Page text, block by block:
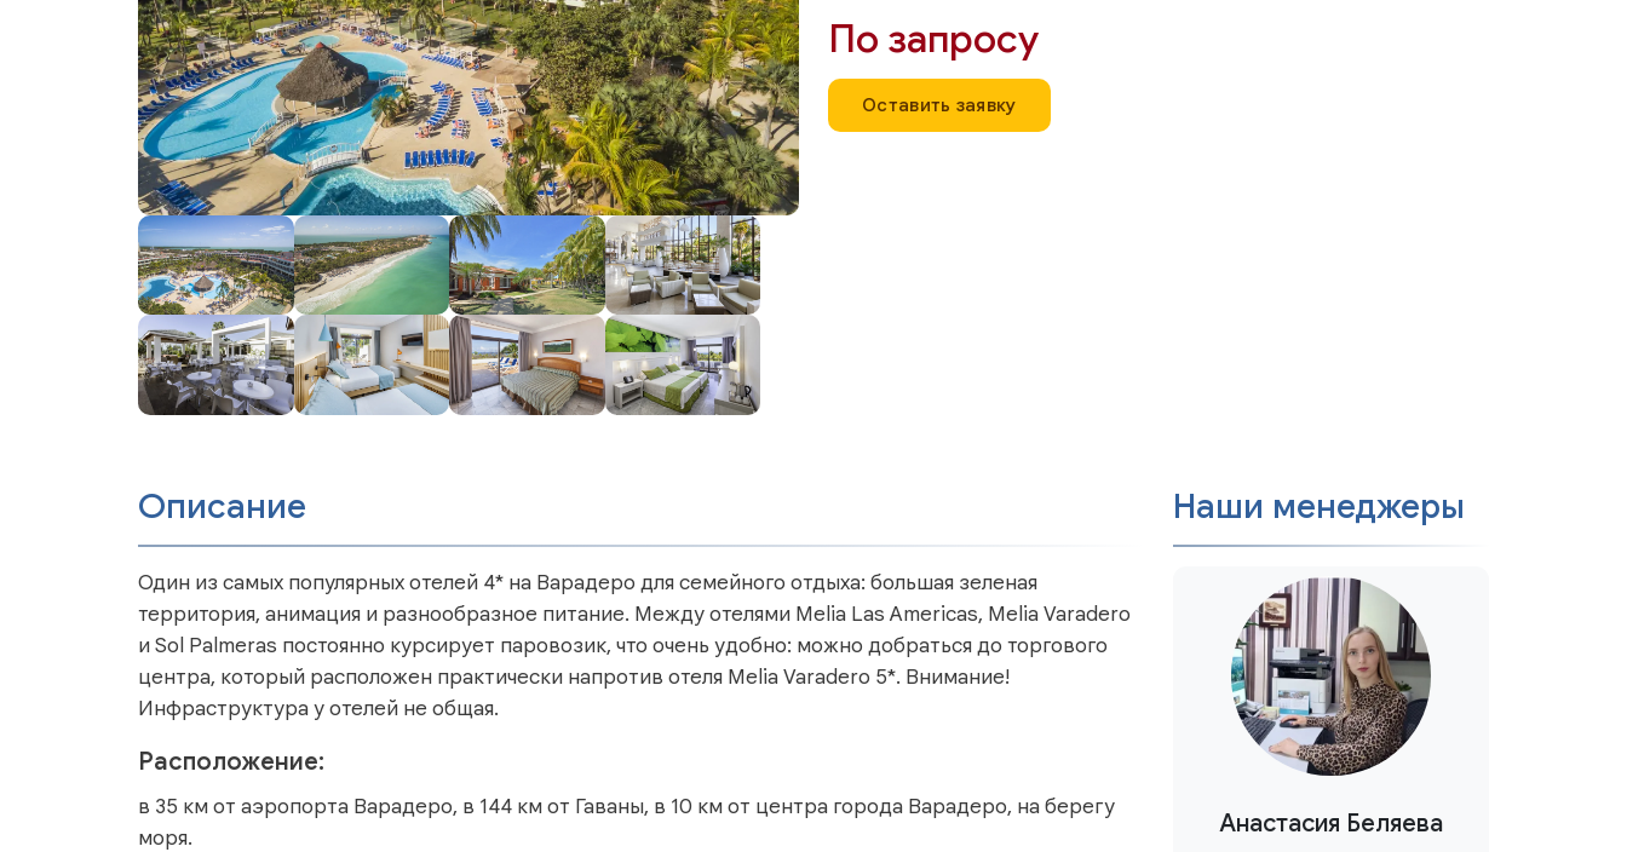
По запросу
Оставить заявку
Описание
Один из самых популярных отелей 4* на Варадеро для семейного отдыха: большая зеленая
территория, анимация и разнообразное питание. Между отелями Melia Las Americas, Melia Varadero
и Sol Palmeras постоянно курсирует паровозик, что очень удобно: можно добраться до торгового
центра, который расположен практически напротив отеля Melia Varadero 5*. Внимание!
Инфраструктура у отелей не общая.
Расположение:
в 35 км от аэропорта Варадеро, в 144 км от Гаваны, в 10 км от центра города Варадеро, на берегу
моря.
Наши менеджеры
Анастасия Беляева